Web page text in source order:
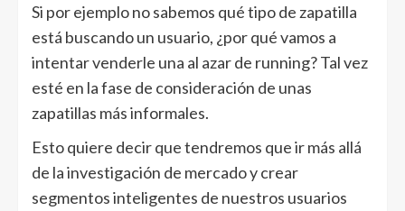
Si por ejemplo no sabemos qué tipo de zapatilla
está buscando un usuario, ¿por qué vamos a
intentar venderle una al azar de running? Tal vez
esté en la fase de consideración de unas
zapatillas más informales.
Esto quiere decir que tendremos que ir más allá
de la investigación de mercado y crear
segmentos inteligentes de nuestros usuarios